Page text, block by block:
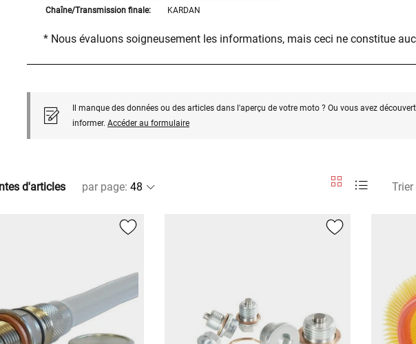
Chaîne/Transmission finale: KARDAN
* Nous évaluons soigneusement les informations, mais ceci ne constitue
Il manque des données ou des articles dans l'aperçu de votre moto ? Ou vous avez
informer. Accéder au formulaire
d'articles par page: